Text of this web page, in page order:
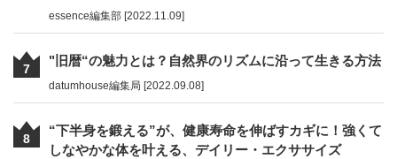
essence編集部 [2022.11.09]
7
"旧暦“の魅力とは？自然界のリズムに沿って生きる方法
datumhouse編集局 [2022.09.08]
8
“下半身を鍛える”が、健康寿命を伸ばすカギに！強くて
しなやかな体を叶える、デイリー・エクササイズ